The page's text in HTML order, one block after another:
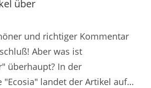
über
und richtiger Kommentar
Aber was ist
überhaupt? In der
"Ecosia" landet der Artikel auf…